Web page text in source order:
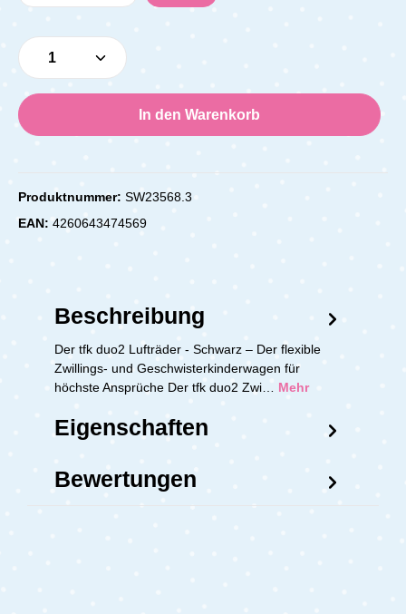
Produkt Anzahl: Gib den gewünschten
In den Warenkorb
Produktnummer: SW23568.3
EAN: 4260643474569
Beschreibung
Der tfk duo2 Lufträder - Schwarz – Der flexible
Zwillings- und Geschwisterkinderwagen für
höchste Ansprüche Der tfk duo2 Zwi… Mehr
Eigenschaften
Bewertungen